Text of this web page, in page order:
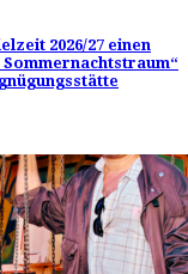
2026/27 einen
Sommernachtstraum“